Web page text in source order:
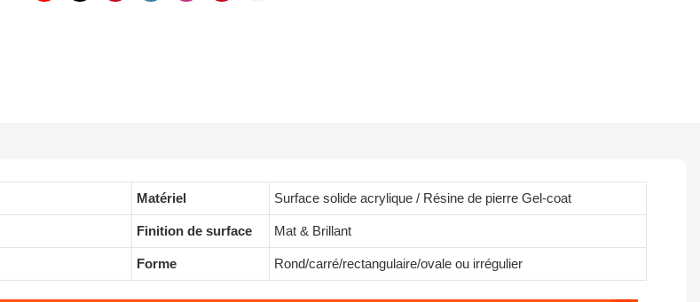
Matériel Surface solide acrylique / Résine de pierre Gel-coat
Finition de surface Mat & Brillant
Forme Rond/carré/rectangulaire/ovale ou irrégulier